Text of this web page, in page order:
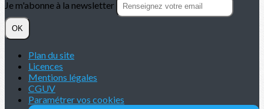
Je m'abonne à la newsletter
OK
Plan du site
Licences
Mentions légales
CGUV
Paramétrer vos cookies